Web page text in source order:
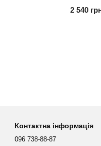
2 540
Контактна інформація
096 738-88-87